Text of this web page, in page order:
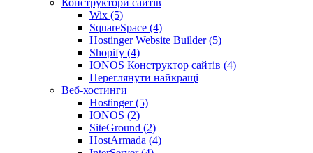
Конструктори сайтів
Wix (5)
SquareSpace (4)
Hostinger Website Builder(5)
Shopify (4)
IONOS Конструктор сайтів (4)
Переглянути найкращі
Веб-хостинги
Hostinger(5)
IONOS (2)
SiteGround (2)
HostArmada (4)